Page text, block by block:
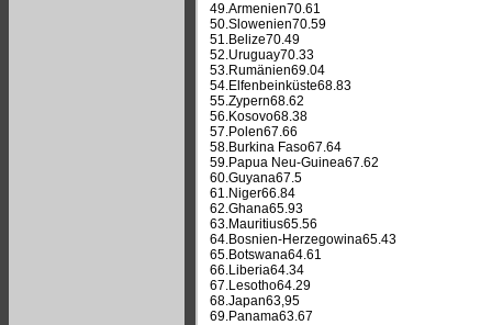
49.Armenien70.61
50.Slowenien70.59
51.Belize70.49
52.Uruguay70.33
53.Rumänien69.04
54.Elfenbeinküste68.83
55.Zypern68.62
56.Kosovo68.38
57.Polen67.66
58.Burkina Faso67.64
59.Papua Neu-Guinea67.62
60.Guyana67.5
61.Niger66.84
62.Ghana65.93
63.Mauritius65.56
64.Bosnien-Herzegowina65.43
65.Botswana64.61
66.Liberia64.34
67.Lesotho64.29
68.Japan63,95
69.Panama63.67